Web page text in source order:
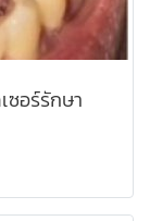
ซอร์รักษา